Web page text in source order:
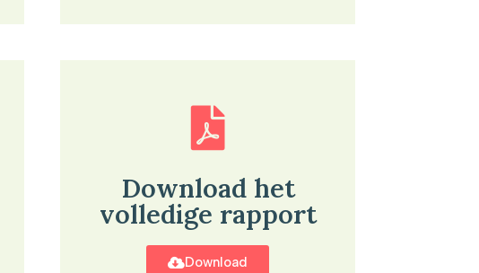
Download het
volledige rapport
Download